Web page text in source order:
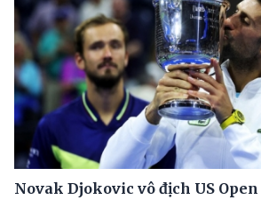
Novak Djokovic vô địch US Open